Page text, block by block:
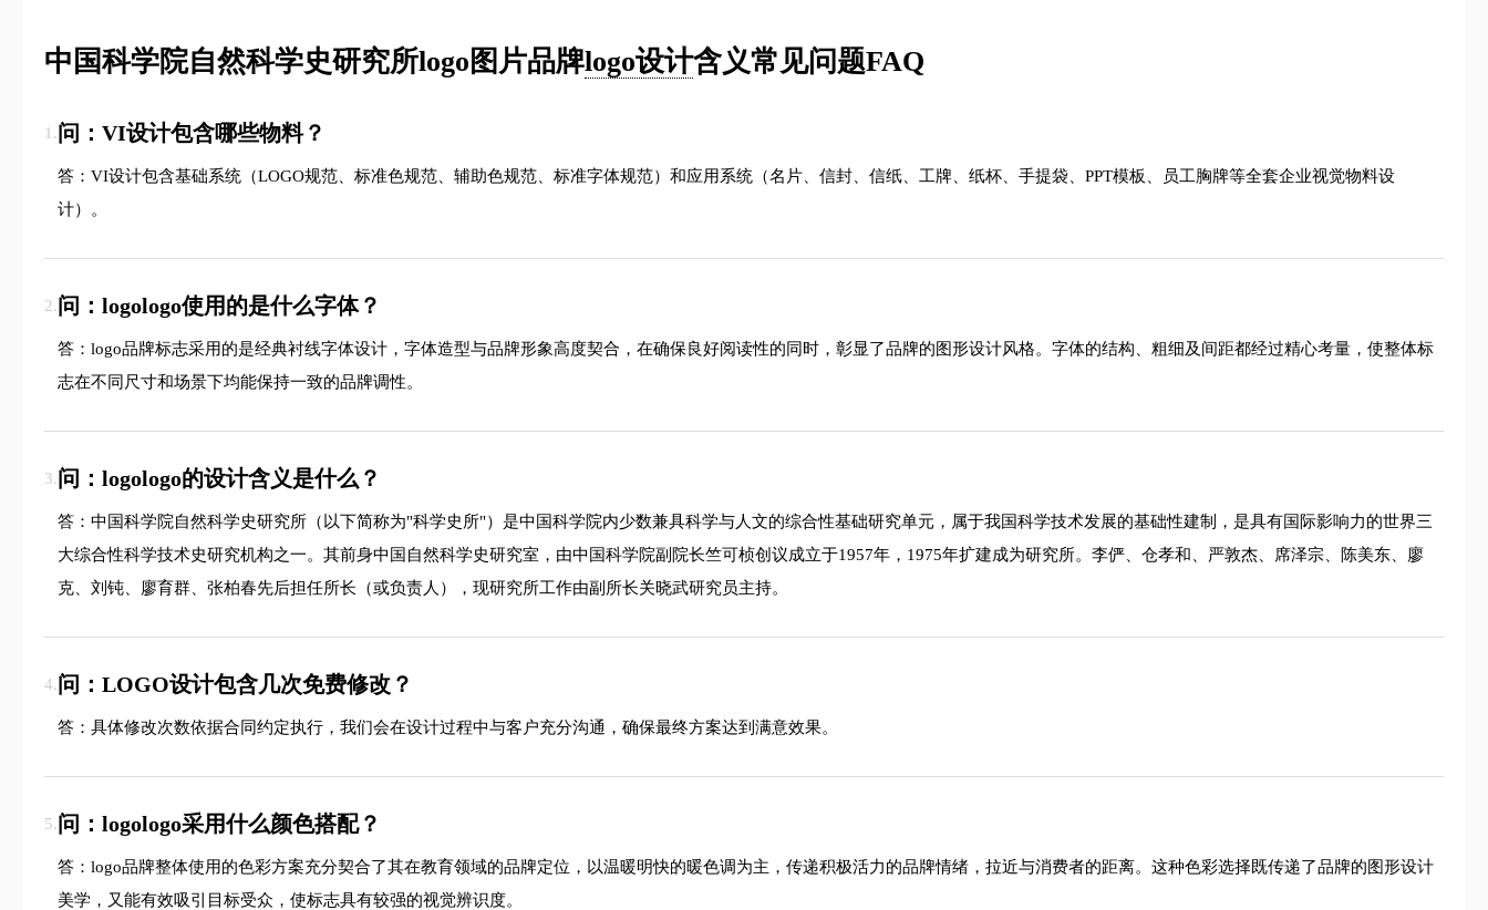
中国科学院自然科学史研究所logo图片品牌logo设计含义常见问题FAQ
1.问：VI设计包含哪些物料？
答：VI设计包含基础系统（LOGO规范、标准色规范、辅助色规范、标准字体规范）和应用系统（名片、信封、信纸、工牌、纸杯、手提袋、PPT模板、员工胸牌等全套企业视觉物料设
计）。
2.问：logologo使用的是什么字体？
答：logo品牌标志采用的是经典衬线字体设计，字体造型与品牌形象高度契合，在确保良好阅读性的同时，彰显了品牌的图形设计风格。字体的结构、粗细及间距都经过精心考量，使整体标
志在不同尺寸和场景下均能保持一致的品牌调性。
3.问：logologo的设计含义是什么？
答：中国科学院自然科学史研究所（以下简称为"科学史所"）是中国科学院内少数兼具科学与人文的综合性基础研究单元，属于我国科学技术发展的基础性建制，是具有国际影响力的世界三
大综合性科学技术史研究机构之一。其前身中国自然科学史研究室，由中国科学院副院长竺可桢创议成立于1957年，1975年扩建成为研究所。李俨、仓孝和、严敦杰、席泽宗、陈美东、廖
克、刘钝、廖育群、张柏春先后担任所长（或负责人），现研究所工作由副所长关晓武研究员主持。
4.问：LOGO设计包含几次免费修改？
答：具体修改次数依据合同约定执行，我们会在设计过程中与客户充分沟通，确保最终方案达到满意效果。
5.问：logologo采用什么颜色搭配？
答：logo品牌整体使用的色彩方案充分契合了其在教育领域的品牌定位，以温暖明快的暖色调为主，传递积极活力的品牌情绪，拉近与消费者的距离。这种色彩选择既传递了品牌的图形设计
美学，又能有效吸引目标受众，使标志具有较强的视觉辨识度。